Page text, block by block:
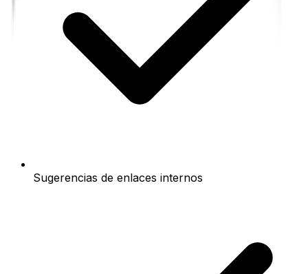
Sugerencias de enlaces internos